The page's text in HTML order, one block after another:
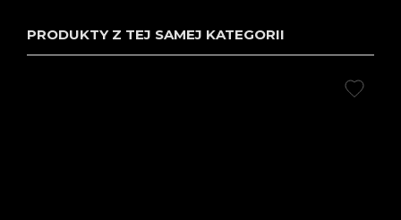
PRODUKTY Z TEJ SAMEJ KATEGORII